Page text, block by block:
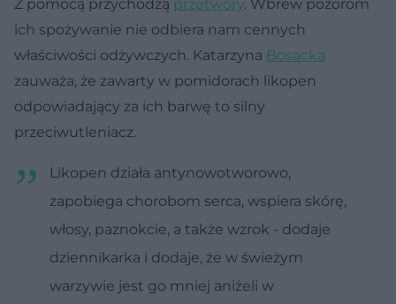
Z pomocą przychodzą przetwory. Wbrew pozorom
ich spożywanie nie odbiera nam cennych
właściwości odżywczych. Katarzyna Bosacka
zauważa, że zawarty w pomidorach likopen
odpowiadający za ich barwę to silny
przeciwutleniacz.
Likopen działa antynowotworowo,
zapobiega chorobom serca, wspiera skórę,
włosy, paznokcie, a także wzrok - dodaje
dziennikarka i dodaje, że w świeżym
warzywie jest go mniej aniżeli w